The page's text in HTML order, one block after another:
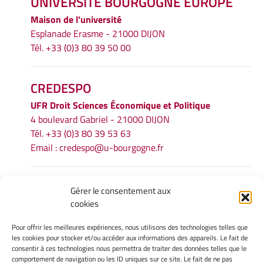
Gérer le consentement aux
cookies
Pour offrir les meilleures expériences, nous utilisons des technologies telles que
les cookies pour stocker et/ou accéder aux informations des appareils. Le fait de
consentir à ces technologies nous permettra de traiter des données telles que le
comportement de navigation ou les ID uniques sur ce site. Le fait de ne pas
Maison de l'université
Esplanade Erasme - 21000 DIJON
Tél. +33 (0)3 80 39 50 00
CREDESPO
UFR Droit Sciences Économique et Politique
4 boulevard Gabriel - 21000 DIJON
Tél. +33 (0)3 80 39 53 63
Email :credespo@u-bourgogne.fr
INFORMATIONS LÉGALES
Mentions légales
Politique de cookies
Déclaration de confidentialité
Avertissement